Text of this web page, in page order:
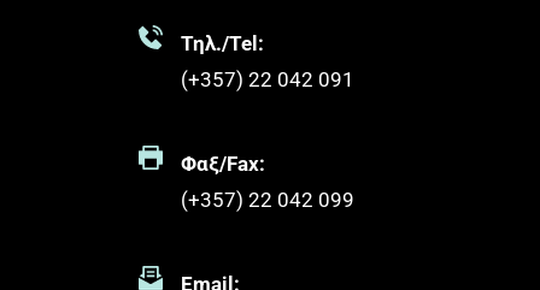
Τηλ./Tel:
(+357) 22 042 091
Φαξ/Fax:
(+357) 22 042 099
Email: